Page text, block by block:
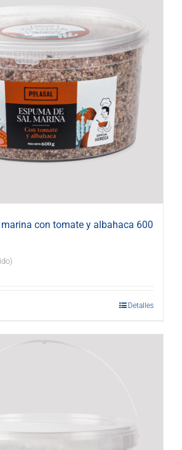
con tomate y albahaca 600
Detalles